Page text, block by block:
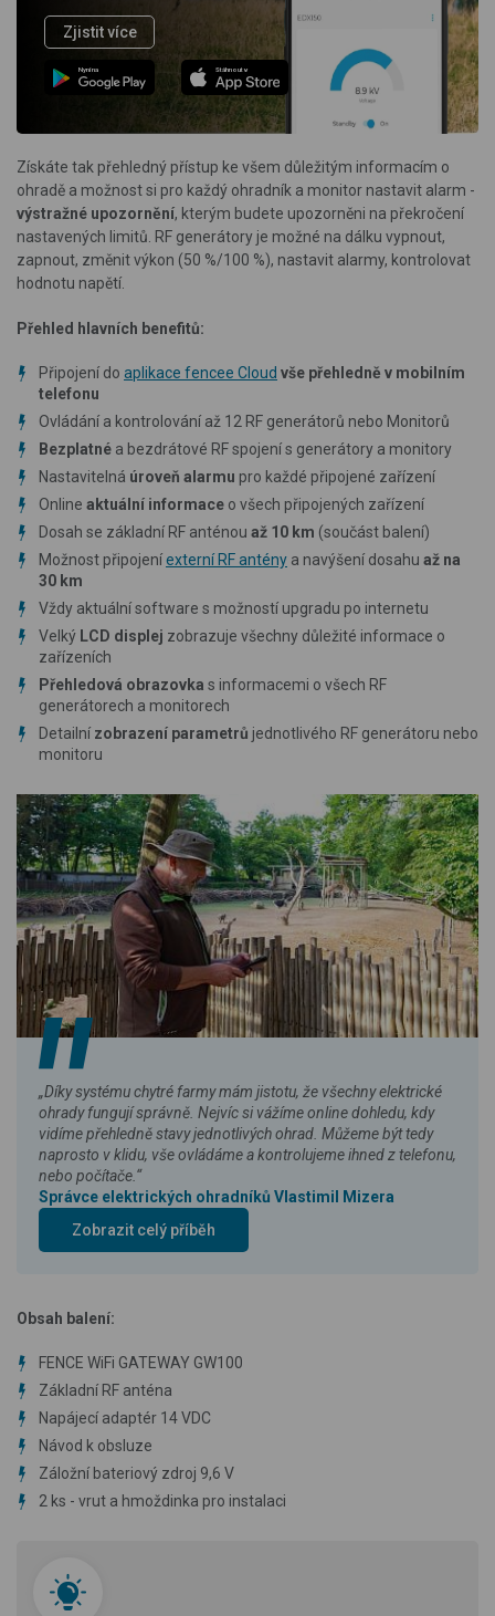
Zjistit více
Nyní na Stáhnout v
Získáte tak přehledný přístup ke všem důležitým informacím o
ohradě a možnost si pro každý ohradník a monitor nastavit alarm -
výstražné upozornění, kterým budete upozorněni na překročení
nastavených limitů. RF generátory je možné na dálku vypnout,
zapnout, změnit výkon (50 %/100 %), nastavit alarmy, kontrolovat
hodnotu napětí.
Přehled hlavních benefitů:
Připojení do aplikace fencee Cloud vše přehledně v mobilním
telefonu
Ovládání a kontrolování až 12 RF generátorů nebo Monitorů
Bezplatné a bezdrátové RF spojení s generátory a monitory
Nastavitelná úroveň alarmu pro každé připojené zařízení
Online aktuální informace o všech připojených zařízení
Dosah se základní RF anténou až 10 km (součást balení)
Možnost připojeníexterní RF antény a navýšení dosahu až na
30 km
Vždy aktuální software s možností upgradu po internetu
Velký LCD displej zobrazuje všechny důležité informace o
zařízeních
Přehledová obrazovka s informacemi o všech RF
generátorech a monitorech
Detailní zobrazení parametrů jednotlivého RF generátoru nebo
monitoru
„Díky systému chytré farmy mám jistotu, že všechny elektrické
ohrady fungují správně. Nejvíc si vážíme online dohledu, kdy
vidíme přehledně stavy jednotlivých ohrad. Můžeme být tedy
naprosto v klidu, vše ovládáme a kontrolujeme ihned z telefonu,
nebo počítače.“
Správce elektrických ohradníků Vlastimil Mizera
Zobrazit celý příběh
Obsah balení:
FENCE WiFi GATEWAY GW100
Základní RF anténa
Napájecí adaptér 14 VDC
Návod k obsluze
Záložní bateriový zdroj 9,6 V
2 ks - vrut a hmoždinka pro instalaci